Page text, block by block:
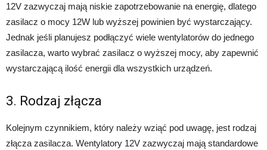
12V zazwyczaj mają niskie zapotrzebowanie na energię, dlatego
zasilacz o mocy 12W lub wyższej powinien być wystarczający.
Jednak jeśli planujesz podłączyć wiele wentylatorów do jednego
zasilacza, warto wybrać zasilacz o wyższej mocy, aby zapewnić
wystarczającą ilość energii dla wszystkich urządzeń.
3. Rodzaj złącza
Kolejnym czynnikiem, który należy wziąć pod uwagę, jest rodzaj
złącza zasilacza. Wentylatory 12V zazwyczaj mają standardowe